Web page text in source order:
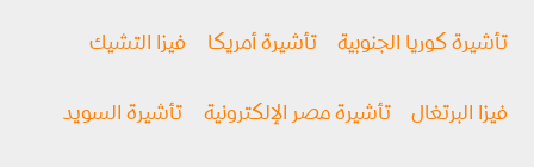
تأشيرة كوريا الجنوبية تأشيرة أمريكا فيزا التشيك
فيزا البرتغال تأشيرة مصر الإلكترونية تأشيرة السويد